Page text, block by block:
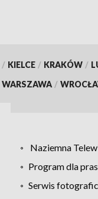
/ KIELCE / KRAKÓW /
WARSZAWA /
Naziemna
Program dla
Serwis